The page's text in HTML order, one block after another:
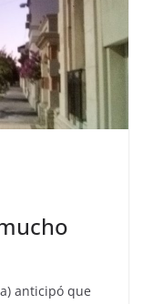
anticipó que